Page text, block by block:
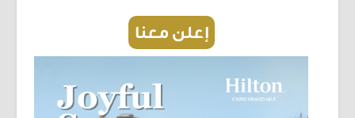
إعلن معنا